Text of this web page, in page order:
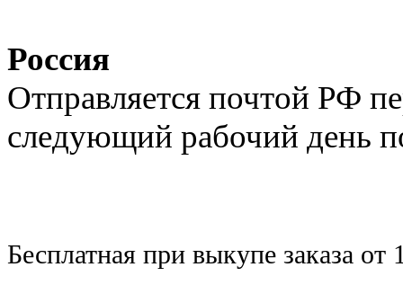
Россия
Отправляется почтой РФ
следующий рабочий день
Бесплатная при выкупе заказа от